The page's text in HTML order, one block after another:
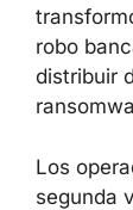
robo
distribuir
Los
segunda